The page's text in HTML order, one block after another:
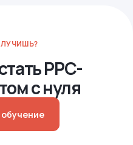
PPC-
с нуля